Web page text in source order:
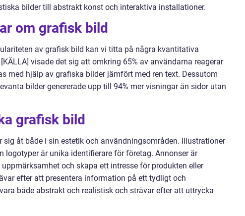
bilder till abstrakt konst och interaktiva installationer.
om grafisk bild
av grafisk bild kan vi titta på några kvantitativa
visade det sig att omkring 65% av användarna reagerar
med hjälp av grafiska bilder jämfört med ren text. Dessutom
bilder genererade upp till 94% mer visningar än sidor utan
grafisk bild
sig åt både i sin estetik och användningsområden. Illustrationer
logotyper är unika identifierare för företag. Annonser är
och skapa ett intresse för produkten eller
efter att presentera information på ett tydligt och
både abstrakt och realistisk och strävar efter att uttrycka